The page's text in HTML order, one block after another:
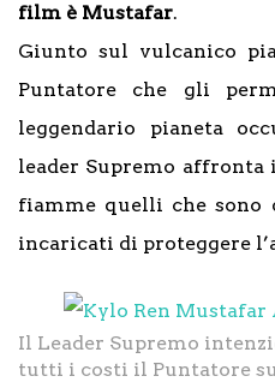
film è Mustafar.
Giunto sul vulcanico
Puntatore che gli
leggendario pianeta
leader Supremo
fiamme quelli che
incaricati di proteggere
Il Leader Supremo
tutti i costi il Puntatore